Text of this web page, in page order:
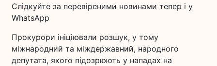
Слідкуйте за перевіреними новинами тепер і у
WhatsApp
Прокурори ініціювали розшук, у тому
міжнародний та міждержавний, народного
депутата, якого підозрюють у нападах на